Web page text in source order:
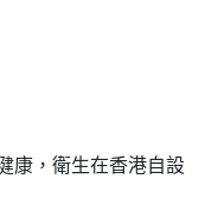
康，衛生在香港自設